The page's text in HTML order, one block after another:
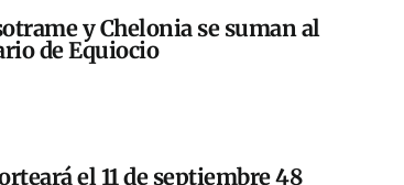
y Chelonia se suman al
de Equiocio
el 11 de septiembre 48